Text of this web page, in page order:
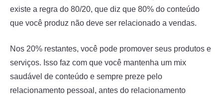
existe a regra do 80/20, que diz que 80% do conteúdo
que você produz não deve ser relacionado a vendas.
Nos 20% restantes, você pode promover seus produtos e
serviços. Isso faz com que você mantenha um mix
saudável de conteúdo e sempre preze pelo
relacionamento pessoal, antes do relacionamento